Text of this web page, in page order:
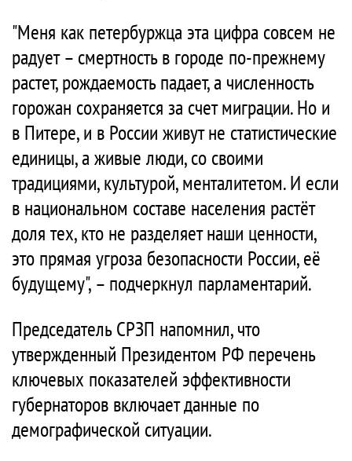
"Меня как петербуржца эта цифра совсем не
радует – смертность в городе по-прежнему
растет, рождаемость падает, а численность
горожан сохраняется за счет миграции. Но и
в Питере, и в России живут не статистические
единицы, а живые люди, со своими
традициями, культурой, менталитетом. И если
в национальном составе населения растёт
доля тех, кто не разделяет наши ценности,
это прямая угроза безопасности России, её
будущему", – подчеркнул парламентарий.
Председатель СРЗП напомнил, что
утвержденный Президентом РФ перечень
ключевых показателей эффективности
губернаторов включает данные по
демографической ситуации.